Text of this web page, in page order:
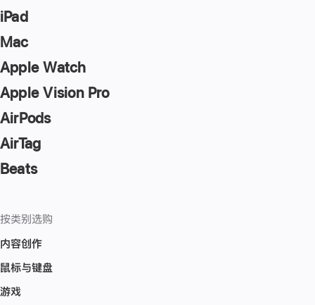
iPad
Mac
Apple Watch
Apple Vision Pro
AirPods
AirTag
Beats
按类别选购
内容创作
鼠标与键盘
游戏